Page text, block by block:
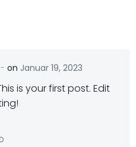
- on Januar 19, 2023
is your first post. Edit